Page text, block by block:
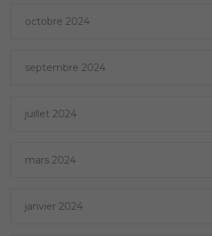
octobre 2024
septembre 2024
juillet 2024
mars 2024
janvier 2024